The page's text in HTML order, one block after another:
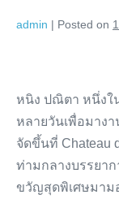
admin | Posted on
หนิง ปณิตา หนึ่งใ
หลายวันเพื่อมาง
จัดขึ้นที่ Chateau
ท่ามกลางบรรยา
ขวัญสุดพิเศษมาม